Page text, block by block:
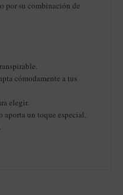
por su combinación de
cómodamente a tus
elegir.
aporta un toque especial,